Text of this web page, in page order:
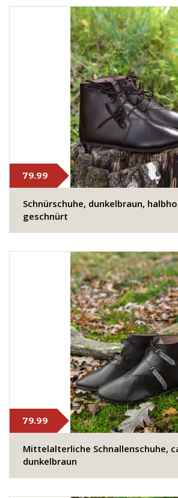
79.99
Schnürschuhe, dunkelbraun,
geschnürt
79.99
Mittelalterliche Schnallenschuhe,
dunkelbraun